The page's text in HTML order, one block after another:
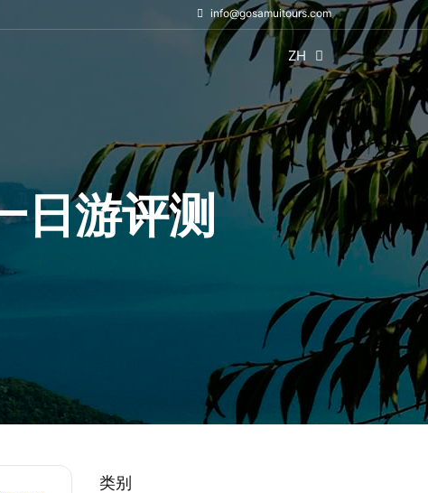
info@gosamuitours.com
ZH
日游评测
类别